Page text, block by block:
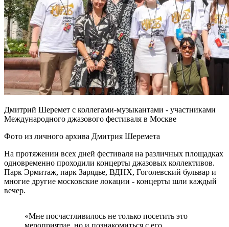
Дмитрий Шеремет с коллегами-музыкантами - участниками
Международного джазового фестиваля в Москве
Фото из личного архива Дмитрия Шеремета
На протяжении всех дней фестиваля на различных площадках
одновременно проходили концерты джазовых коллективов.
Парк Эрмитаж, парк Зарядье, ВДНХ, Гоголевский бульвар и
многие другие московские локации - концерты шли каждый
вечер.
«Мне посчастливилось не только посетить это
мероприятие, но и познакомиться с его